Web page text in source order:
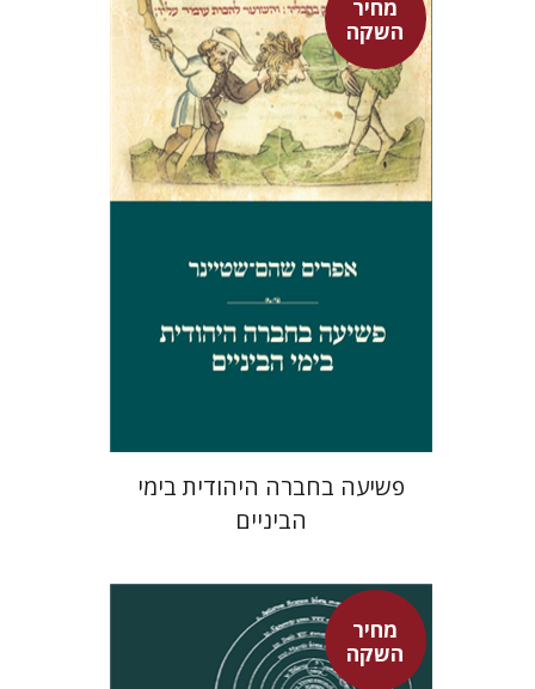
מחיר
השקה
אפרים שהם-שטיינר
מחיר השקה
$42
$29
פשיעה בחברה היהודית בימי
הביניים
מחיר
השקה